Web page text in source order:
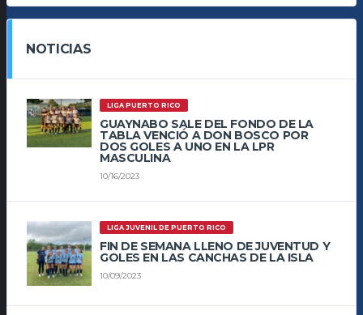
NOTICIAS
LIGA PUERTO RICO
GUAYNABO SALE DEL FONDO DE LA
TABLA VENCIÓ A DON BOSCO POR
DOS GOLES A UNO EN LA LPR
MASCULINA
10/16/2023
LIGA JUVENIL DE PUERTO RICO
FIN DE SEMANA LLENO DE JUVENTUD Y
GOLES EN LAS CANCHAS DE LA ISLA
10/09/2023